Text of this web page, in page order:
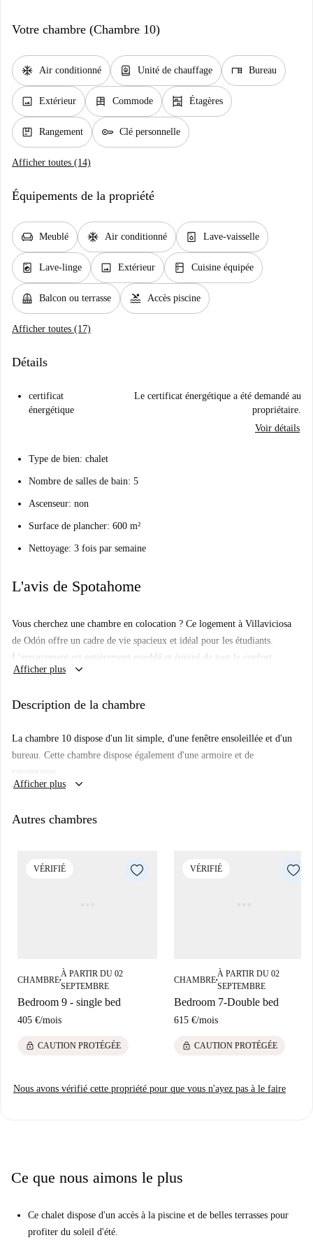
Votre chambre (Chambre 10)
ac_unit Air conditionné water_heater Unité de chauffage desk Bureau
image Extérieur dresser Commode shelves Étagères
package Rangement key Clé personnelle
Afficher toutes (14)
Équipements de la propriété
chair Meublé ac_unit Air conditionné dishwasher_gen Lave-vaisselle
local_laundry_service Lave-linge image Extérieur kitchen Cuisine équipée
balcony Balcon ou terrasse pool Accès piscine
Afficher toutes (17)
Détails
certificat
énergétique
Le certificat énergétique a été demandé au
propriétaire.
Voir détails
Type de bien: chalet
Nombre de salles de bain: 5
Ascenseur: non
Surface de plancher: 600 m²
Nettoyage: 3 fois par semaine
L'avis de Spotahome
Vous cherchez une chambre en colocation ? Ce logement à Villaviciosa
de Odón offre un cadre de vie spacieux et idéal pour les étudiants.
L'appartement est entièrement meublé et équipé de tout le confort
moderne, notamment un lave-linge et un lave-vaisselle, ainsi que d'une
climatisation centrale et du chauffage au gaz naturel, pour un séjour tout
Villaviciosa de Odón est un quartier charmant, alliant dynamisme
culturel et vie universitaire, ce qui en fait un lieu de vie idéal pour les
étudiants. À proximité, vous trouverez le marché Dia pour vos courses et
quartier est parfait pour profiter d'un cadre de vie pratique et
Afficher plus keyboard_arrow_down
Description de la chambre
La chambre 10 dispose d'un lit simple, d'une fenêtre ensoleillée et d'un
bureau. Cette chambre dispose également d'une armoire et de
rayonnages.
Afficher plus
keyboard_arrow_down
Autres chambres
VÉRIFIÉ
CHAMBRE■
À PARTIR DU 02
SEPTEMBRE
Bedroom 9 - single bed
405 €/mois
lock CAUTION PROTÉGÉE
VÉRIFIÉ
CHAMBRE■
À PARTIR DU 02
SEPTEMBRE
Bedroom 7-Double bed
615 €/mois
lock CAUTION PROTÉGÉE
Nous avons vérifié cette propriété pour que vous n'ayez pas à le faire
Ce que nous aimons le plus
Ce chalet dispose d'un accès à la piscine et de belles terrasses pour
profiter du soleil d'été.